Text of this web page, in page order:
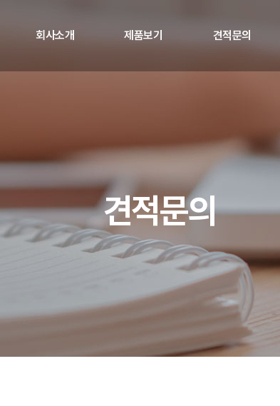
회사소개 제품보기 견적문의
견적문의